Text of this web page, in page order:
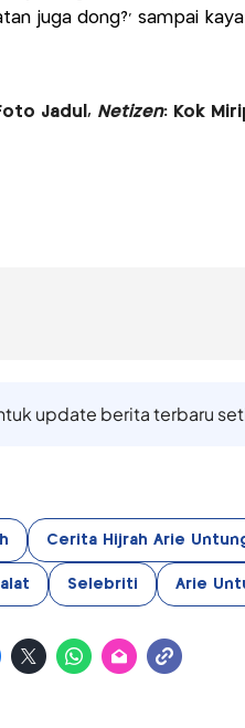
juga dong?' sampai
Jadul, Netizen: Kok
update berita terbaru
Cerita Hijrah Arie
Selebriti Arie